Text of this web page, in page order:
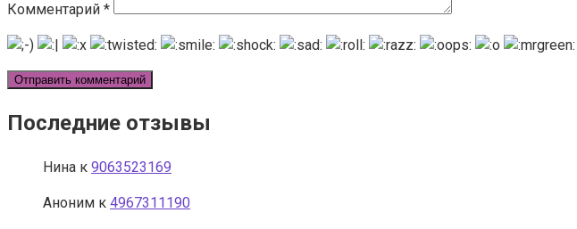
Комментарий *
Последние отзывы
Нина к 9063523169
Аноним к 4967311190